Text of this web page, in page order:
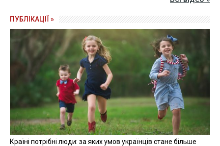
ПУБЛІКАЦІЇ »
Країні потрібні люди: за яких умов українців стане більше